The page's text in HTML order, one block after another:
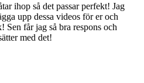
ihop så det passar perfekt! Jag
upp dessa videos för er och
Sen får jag så bra respons och
med det!